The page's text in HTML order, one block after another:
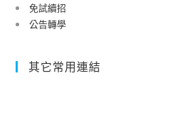
免試續招
公告轉學
其它常用連結